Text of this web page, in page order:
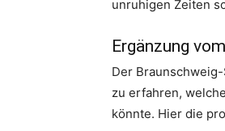
unruhigen Zeiten
Ergänzung
Der
zu erfahren,
könnte. Hier die